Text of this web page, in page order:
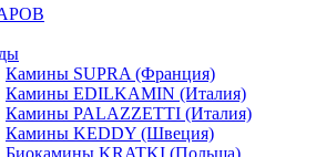
Камины SUPRA (Франция)
Камины EDILKAMIN (Италия)
Камины PALAZZETTI (Италия)
Камины KEDDY (Швеция)
Биокамины KRATKI (Польша)